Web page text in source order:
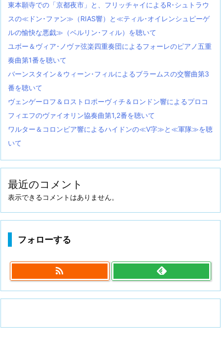
東本願寺での「京都夜市」と、フリッチャイによるR･シュトラウ
スの≪ドン･ファン≫（RIAS響）と≪ティル･オイレンシュピーゲ
ルの愉快な悪戯≫（ベルリン･フィル）を聴いて
ユボー＆ヴィア･ノヴァ弦楽四重奏団によるフォーレのピアノ五重
奏曲第1番を聴いて
バーンスタイン＆ウィーン･フィルによるブラームスの交響曲第3
番を聴いて
ヴェンゲーロフ＆ロストロポーヴィチ＆ロンドン響によるプロコ
フィエフのヴァイオリン協奏曲第1,2番を聴いて
ワルター＆コロンビア響によるハイドンの≪V字≫と≪軍隊≫を聴
いて
最近のコメント
表示できるコメントはありません。
フォローする
